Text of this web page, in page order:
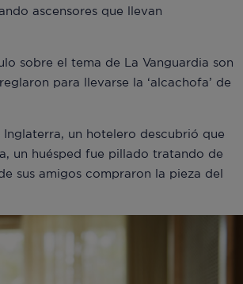
ascensores que llevan
sobre el tema de La Vanguardia son
para llevarse la ‘alcachofa’ de
un hotelero descubrió que
un huésped fue pillado tratando de
sus amigos compraron la pieza del